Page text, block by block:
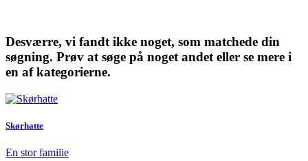
Desværre, vi fandt ikke noget, som matchede din
søgning. Prøv at søge på noget andet eller se mere i
en af kategorierne.
Skørhatte
En stor familie